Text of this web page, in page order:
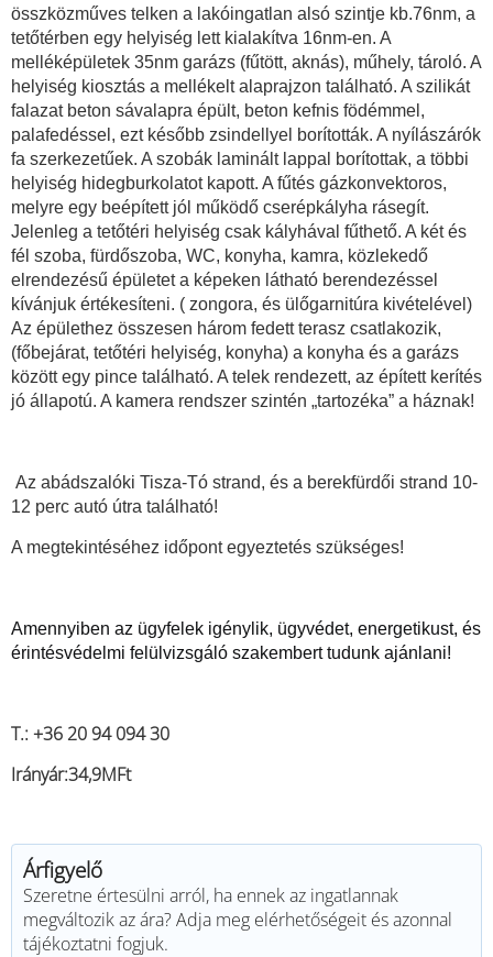
összközműves telken a lakóingatlan alsó szintje kb.76nm, a
tetőtérben egy helyiség lett kialakítva 16nm-en. A
melléképületek 35nm garázs (fűtött, aknás), műhely, tároló. A
helyiség kiosztás a mellékelt alaprajzon található. A szilikát
falazat beton sávalapra épült, beton kefnis födémmel,
palafedéssel, ezt később zsindellyel borították. A nyílászárók
fa szerkezetűek. A szobák laminált lappal borítottak, a többi
helyiség hidegburkolatot kapott. A fűtés gázkonvektoros,
melyre egy beépített jól működő cserépkályha rásegít.
Jelenleg a tetőtéri helyiség csak kályhával fűthető. A két és
fél szoba, fürdőszoba, WC, konyha, kamra, közlekedő
elrendezésű épületet a képeken látható berendezéssel
kívánjuk értékesíteni. ( zongora, és ülőgarnitúra kivételével)
Az épülethez összesen három fedett terasz csatlakozik,
(főbejárat, tetőtéri helyiség, konyha) a konyha és a garázs
között egy pince található. A telek rendezett, az épített kerítés
jó állapotú. A kamera rendszer szintén „tartozéka” a háznak!
Az abádszalóki Tisza-Tó strand, és a berekfürdői strand 10-
12 perc autó útra található!
A megtekintéséhez időpont egyeztetés szükséges!
Amennyiben az ügyfelek igénylik, ügyvédet, energetikust, és
érintésvédelmi felülvizsgáló szakembert tudunk ajánlani!
T.: +36 20 94 094 30
Irányár:34,9MFt
Árfigyelő
Szeretne értesülni arról, ha ennek az ingatlannak
megváltozik az ára? Adja meg elérhetőségeit és azonnal
tájékoztatni fogjuk.